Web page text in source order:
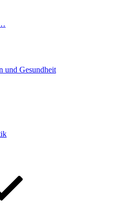
und Gesundheit